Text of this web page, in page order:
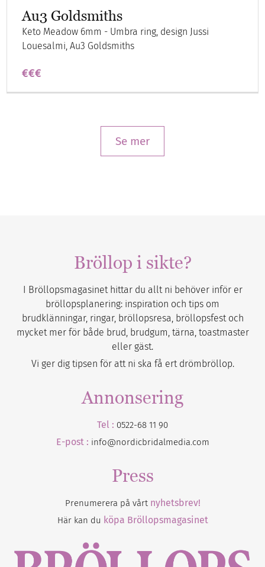
Au3 Goldsmiths
Keto Meadow 6mm - Umbra ring, design Jussi
Louesalmi, Au3 Goldsmiths
€€€
Se mer
Bröllop i sikte?
I Bröllopsmagasinet hittar du allt ni behöver inför er
bröllopsplanering: inspiration och tips om
brudklänningar, ringar, bröllopsresa, bröllopsfest och
mycket mer för både brud, brudgum, tärna, toastmaster
eller gäst.
Vi ger dig tipsen för att ni ska få ert drömbröllop.
Annonsering
Tel : 0522-68 11 90
E-post : info@nordicbridalmedia.com
Press
Prenumerera på vårt nyhetsbrev!
Här kan du köpa Bröllopsmagasinet